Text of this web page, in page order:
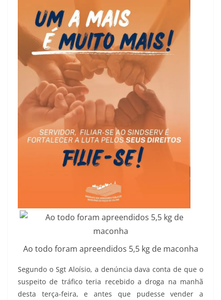
Ao todo foram apreendidos 5,5 kg de maconha
Segundo o Sgt Aloísio, a denúncia dava conta de que o
suspeito de tráfico teria recebido a droga na manhã
desta terça-feira, e antes que pudesse vender a